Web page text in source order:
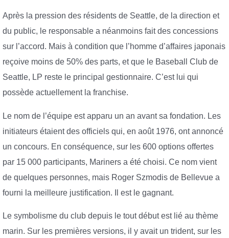
Après la pression des résidents de Seattle, de la direction et
du public, le responsable a néanmoins fait des concessions
sur l’accord. Mais à condition que l’homme d’affaires japonais
reçoive moins de 50% des parts, et que le Baseball Club de
Seattle, LP reste le principal gestionnaire. C’est lui qui
possède actuellement la franchise.
Le nom de l’équipe est apparu un an avant sa fondation. Les
initiateurs étaient des officiels qui, en août 1976, ont annoncé
un concours. En conséquence, sur les 600 options offertes
par 15 000 participants, Mariners a été choisi. Ce nom vient
de quelques personnes, mais Roger Szmodis de Bellevue a
fourni la meilleure justification. Il est le gagnant.
Le symbolisme du club depuis le tout début est lié au thème
marin. Sur les premières versions, il y avait un trident, sur les